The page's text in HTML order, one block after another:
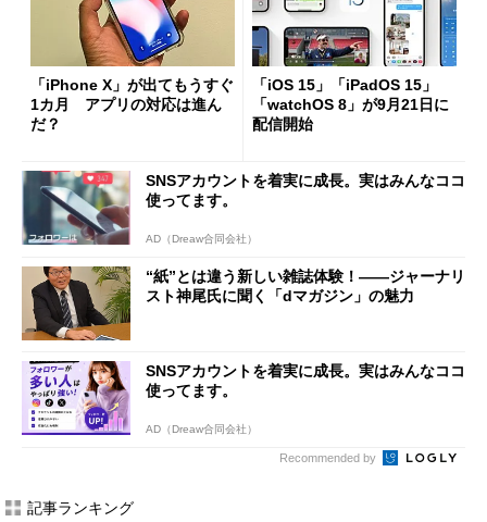
「iPhone X」が出てもうすぐ
1カ月 アプリの対応は進ん
だ？
「iOS 15」「iPadOS 15」
「watchOS 8」が9月21日に
配信開始
SNSアカウントを着実に成長。実はみんなココ
使ってます。
AD（Dreaw合同会社）
“紙”とは違う新しい雑誌体験！――ジャーナリ
スト神尾氏に聞く「dマガジン」の魅力
SNSアカウントを着実に成長。実はみんなココ
使ってます。
AD（Dreaw合同会社）
Recommended by
記事ランキング